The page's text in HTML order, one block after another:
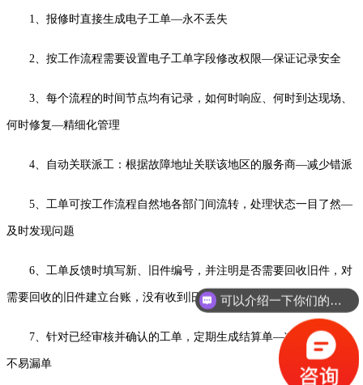
1、报修时直接生成电子工单—永不丢失
2、按工作流程需要设置电子工单字段修改权限—保证记录安全
3、每个流程的时间节点均有记录，如何时响应、何时到达现场、
何时修复—精细化管理
4、自动关联派工：根据故障地址关联该地区的服务商—减少错派
5、工单可按工作流程自然地各部门间流转，处理状态一目了然—
及时发现问题
6、工单反馈时填写新、旧件编号，并注明是否需要回收旧件，对
需要回收的旧件建立台账，没有收到旧件的不审核—解决旧件回收
7、针对已经审核并确认的工单，定期生成结算单—减少工作量，
不易漏单
可以介绍一下你们的产品吗？